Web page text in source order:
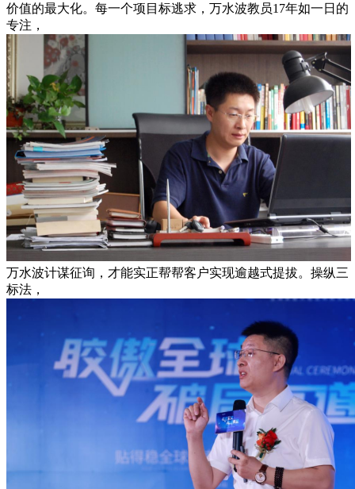
价值的最大化。每一个项目标逃求，万水波教员17年如一日的
专注，
万水波计谋征询，才能实正帮帮客户实现逾越式提拔。操纵三
标法，